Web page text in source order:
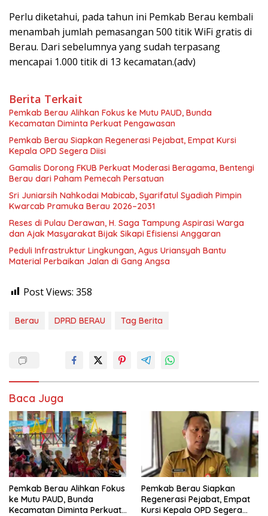
Perlu diketahui, pada tahun ini Pemkab Berau kembali
menambah jumlah pemasangan 500 titik WiFi gratis di
Berau. Dari sebelumnya yang sudah terpasang
mencapai 1.000 titik di 13 kecamatan.(adv)
Berita Terkait
Pemkab Berau Alihkan Fokus ke Mutu PAUD, Bunda
Kecamatan Diminta Perkuat Pengawasan
Pemkab Berau Siapkan Regenerasi Pejabat, Empat Kursi
Kepala OPD Segera Diisi
Gamalis Dorong FKUB Perkuat Moderasi Beragama, Bentengi
Berau dari Paham Pemecah Persatuan
Sri Juniarsih Nahkodai Mabicab, Syarifatul Syadiah Pimpin
Kwarcab Pramuka Berau 2026–2031
Reses di Pulau Derawan, H. Saga Tampung Aspirasi Warga
dan Ajak Masyarakat Bijak Sikapi Efisiensi Anggaran
Peduli Infrastruktur Lingkungan, Agus Uriansyah Bantu
Material Perbaikan Jalan di Gang Angsa
Post Views: 358
Berau DPRD BERAU Tag Berita
Baca Juga
Pemkab Berau Alihkan Fokus
ke Mutu PAUD, Bunda
Kecamatan Diminta Perkuat
Pemkab Berau Siapkan
Regenerasi Pejabat, Empat
Kursi Kepala OPD Segera